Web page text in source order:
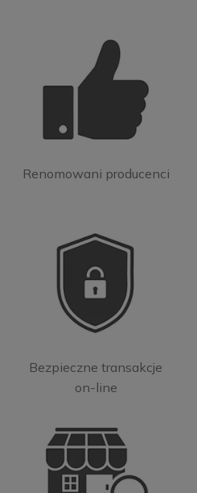
Renomowani producenci
Bezpieczne transakcje
on-line